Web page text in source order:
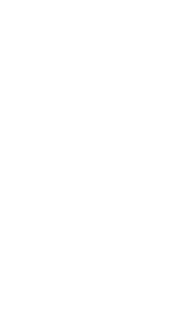
430Nm@1600-